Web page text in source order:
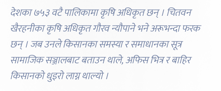
देशका ७५३ वटै पालिकामा कृषि अधिकृत छन् । चितवन
खैरहनीका कृषि अधिकृत गौरव न्यौपाने भने अरूभन्दा फरक
छन् । जब उनले किसानका समस्या र समाधानका सूत्र
सामाजिक सञ्जालबाट बताउन थाले, अफिस भित्र र बाहिर
किसानको धुइरो लाग्न थाल्यो ।